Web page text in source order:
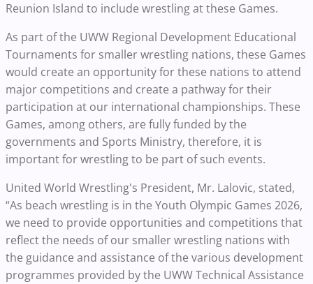
Reunion Island to include wrestling at these Games.
As part of the UWW Regional Development Educational
Tournaments for smaller wrestling nations, these Games
would create an opportunity for these nations to attend
major competitions and create a pathway for their
participation at our international championships. These
Games, among others, are fully funded by the
governments and Sports Ministry, therefore, it is
important for wrestling to be part of such events.
United World Wrestling's President, Mr. Lalovic, stated,
“As beach wrestling is in the Youth Olympic Games 2026,
we need to provide opportunities and competitions that
reflect the needs of our smaller wrestling nations with
the guidance and assistance of the various development
programmes provided by the UWW Technical Assistance